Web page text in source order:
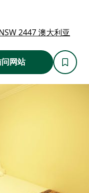
2447 澳大利亚
问网站